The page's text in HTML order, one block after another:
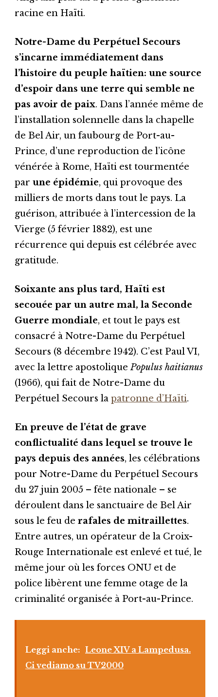
racine en Haïti.
Notre-Dame du Perpétuel Secours
s’incarne immédiatement dans
l’histoire du peuple haïtien: une source
d’espoir dans une terre qui semble ne
pas avoir de paix. Dans l’année même de
l’installation solennelle dans la chapelle
de Bel Air, un faubourg de Port-au-
Prince, d’une reproduction de l’icône
vénérée à Rome, Haïti est tourmentée
par une épidémie, qui provoque des
milliers de morts dans tout le pays. La
guérison, attribuée à l’intercession de la
Vierge (5 février 1882), est une
récurrence qui depuis est célébrée avec
gratitude.
Soixante ans plus tard, Haïti est
secouée par un autre mal, la Seconde
Guerre mondiale, et tout le pays est
consacré à Notre-Dame du Perpétuel
Secours (8 décembre 1942). C’est Paul VI,
avec la lettre apostoliquePopulus haitianus
(1966), qui fait de Notre-Dame du
Perpétuel Secours la patronne d’Haïti.
En preuve de l’état de grave
conflictualité dans lequel se trouve le
pays depuis des années, les célébrations
pour Notre-Dame du Perpétuel Secours
du 27 juin 2005 – fête nationale – se
déroulent dans le sanctuaire de Bel Air
sous le feu de rafales de mitraillettes.
Entre autres, un opérateur de la Croix-
Rouge Internationale est enlevé et tué, le
même jour où les forces ONU et de
police libèrent une femme otage de la
criminalité organisée à Port-au-Prince.
Leggi anche: Leone XIV a Lampedusa.
Ci vediamo su TV2000